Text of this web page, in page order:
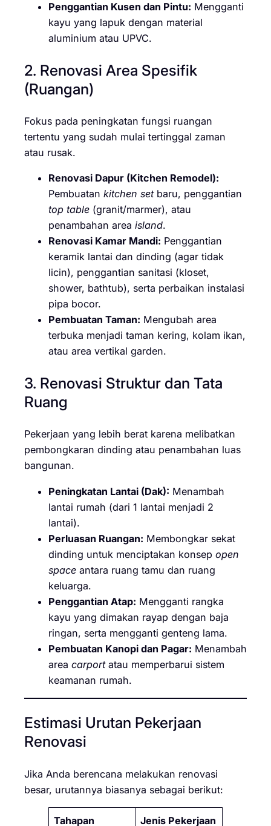
Penggantian Kusen dan Pintu: Mengganti
kayu yang lapuk dengan material
aluminium atau UPVC.
2. Renovasi Area Spesifik
(Ruangan)
Fokus pada peningkatan fungsi ruangan
tertentu yang sudah mulai tertinggal zaman
atau rusak.
Renovasi Dapur (Kitchen Remodel):
Pembuatan kitchen setbaru, penggantian
top table (granit/marmer), atau
penambahan area island.
Renovasi Kamar Mandi: Penggantian
keramik lantai dan dinding (agar tidak
licin), penggantian sanitasi (kloset,
shower, bathtub), serta perbaikan instalasi
pipa bocor.
Pembuatan Taman: Mengubah area
terbuka menjadi taman kering, kolam ikan,
atau area vertikal garden.
3. Renovasi Struktur dan Tata
Ruang
Pekerjaan yang lebih berat karena melibatkan
pembongkaran dinding atau penambahan luas
bangunan.
Peningkatan Lantai (Dak): Menambah
lantai rumah (dari 1 lantai menjadi 2
lantai).
Perluasan Ruangan: Membongkar sekat
dinding untuk menciptakan konsep open
space antara ruang tamu dan ruang
keluarga.
Penggantian Atap: Mengganti rangka
kayu yang dimakan rayap dengan baja
ringan, serta mengganti genteng lama.
Pembuatan Kanopi dan Pagar: Menambah
area carportatau memperbarui sistem
keamanan rumah.
Estimasi Urutan Pekerjaan
Renovasi
Jika Anda berencana melakukan renovasi
besar, urutannya biasanya sebagai berikut:
Tahapan Jenis Pekerjaan